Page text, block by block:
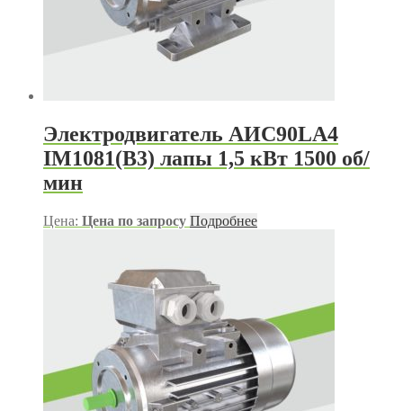
Электродвигатель АИС90LА4
IM1081(B3) лапы 1,5 кВт 1500 об/
мин
Цена: Цена по запросу Подробнее